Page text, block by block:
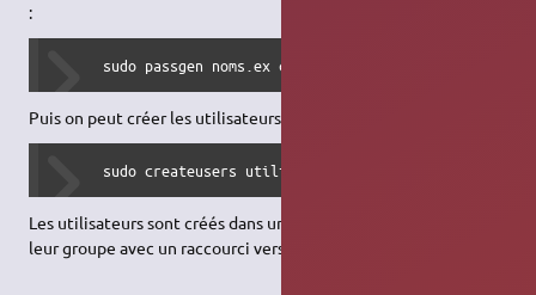
:
      sudo passgen noms.ex classe utilisateurs.ex
Puis on peut créer les utilisateurs en tapant :
      sudo createusers utilisateurs.ex
Les utilisateurs sont créés dans un répertoire correspondant à
leur groupe avec un raccourci vers un répertoire commun.